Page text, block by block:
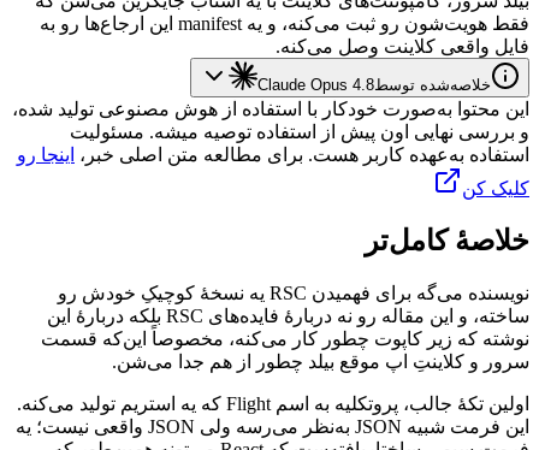
فقط هویت‌شون رو ثبت می‌کنه، و یه manifest این ارجاع‌ها رو به
فایل واقعی کلاینت وصل می‌کنه.
خلاصه‌شده توسطClaude Opus 4.8
این محتوا به‌صورت خودکار با استفاده از هوش مصنوعی تولید شده،
و بررسی نهایی اون پیش از استفاده توصیه میشه. مسئولیت
استفاده به‌عهده کاربر هست. برای مطالعه متن اصلی خبر، اینجا رو
کلیک کن
خلاصهٔ کامل‌تر
نویسنده می‌گه برای فهمیدن RSC یه نسخهٔ کوچیکِ خودش رو
ساخته، و این مقاله رو نه دربارهٔ فایده‌های RSC بلکه دربارهٔ این
نوشته که زیر کاپوت چطور کار می‌کنه، مخصوصاً این‌که قسمت
سرور و کلاینتِ اپ موقع بیلد چطور از هم جدا می‌شن.
اولین تکهٔ جالب، پروتکلیه به اسم Flight که یه استریم تولید می‌کنه.
این فرمت شبیه JSON به‌نظر می‌رسه ولی JSON واقعی نیست؛ یه